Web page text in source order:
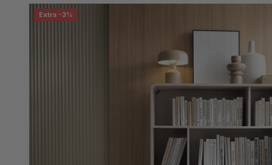
Extra -3%